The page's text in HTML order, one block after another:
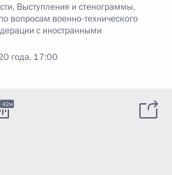
, Выступления и стенограммы,
вопросам военно-технического
с иностранными
года, 17:00
42м